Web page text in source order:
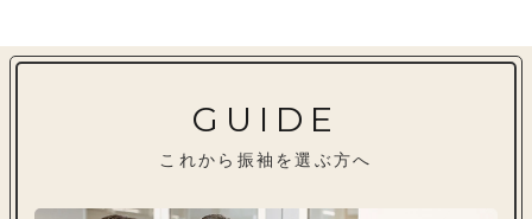
GUIDE
これから振袖を選ぶ方へ